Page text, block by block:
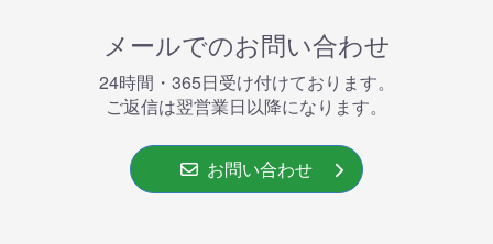
メールでのお問い合わせ
24時間・365⽇受け付けております。
ご返信は翌営業⽇以降になります。
お問い合わせ